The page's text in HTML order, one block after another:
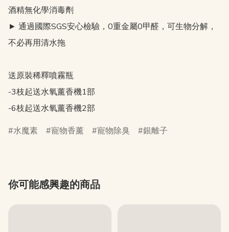
酒精無化學消毒劑
► 通過國際SGS安心檢驗，0重金屬0甲醛，可生物分解，
不必再用清水拖
送原裝稀釋噴霧瓶
-3枝起送水氧薰香機1部
水魔素
寵物香薰 寵物除臭 銀離子
你可能感興趣的商品